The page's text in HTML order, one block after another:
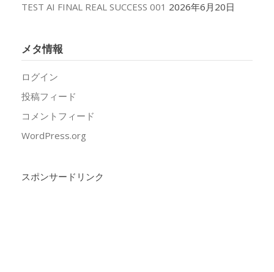
TEST AI FINAL REAL SUCCESS 001 2026年6月20日
メタ情報
ログイン
投稿フィード
コメントフィード
WordPress.org
スポンサードリンク